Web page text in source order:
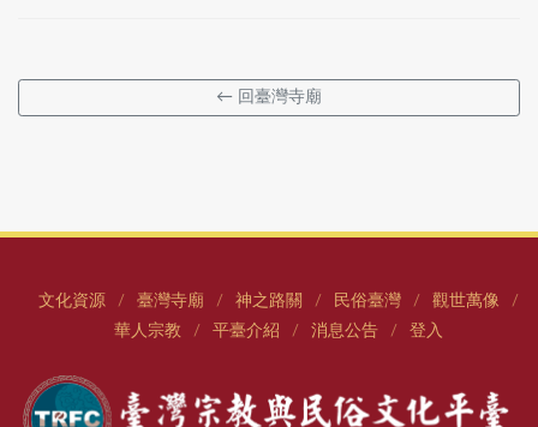
← 回臺灣寺廟
文化資源 / 臺灣寺廟 / 神之路關 / 民俗臺灣 / 觀世萬像 /
華人宗教 / 平臺介紹 / 消息公告 / 登入